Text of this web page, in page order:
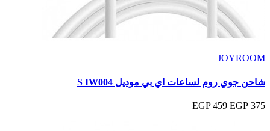
JOYROOM
شاحن جوي روم لساعات اي بي موديل S IW004
375 EGP
459 EGP